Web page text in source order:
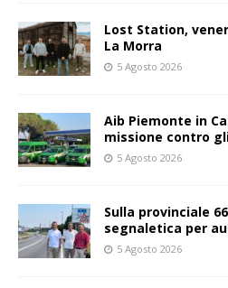
Lost Station,
La Morra
5 Agosto 2026
Aib Piemonte in
missione contro
5 Agosto 2026
Sulla provinciale
segnaletica per
5 Agosto 2026